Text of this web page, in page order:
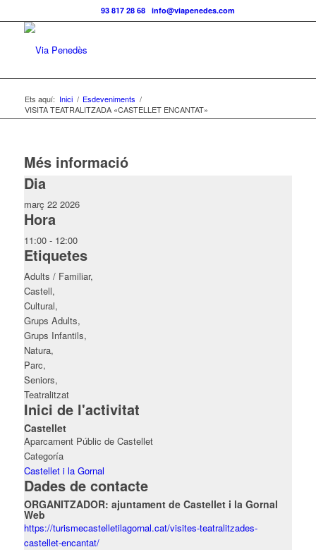
Telf.:93 817 28 68 |info@viapenedes.com
Ets aquí: Inici / Esdeveniments /
VISITA TEATRALITZADA «CASTELLET ENCANTAT»
Més informació
Dia
març 22 2026
Hora
11:00 - 12:00
Etiquetes
Adults / Familiar,
Castell,
Cultural,
Grups Adults,
Grups Infantils,
Natura,
Parc,
Seniors,
Teatralitzat
Inici de l'activitat
Castellet
Aparcament Públic de Castellet
Categoría
Castellet i la Gornal
Dades de contacte
ORGANITZADOR: ajuntament de Castellet i la Gornal
Web
https://turismecastelletilagornal.cat/visites-teatralitzades-
castellet-encantat/